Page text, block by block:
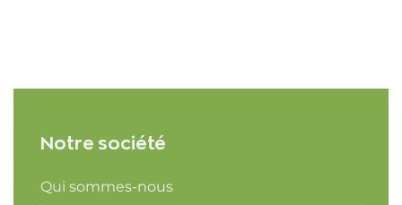
Notre société
Qui sommes-nous